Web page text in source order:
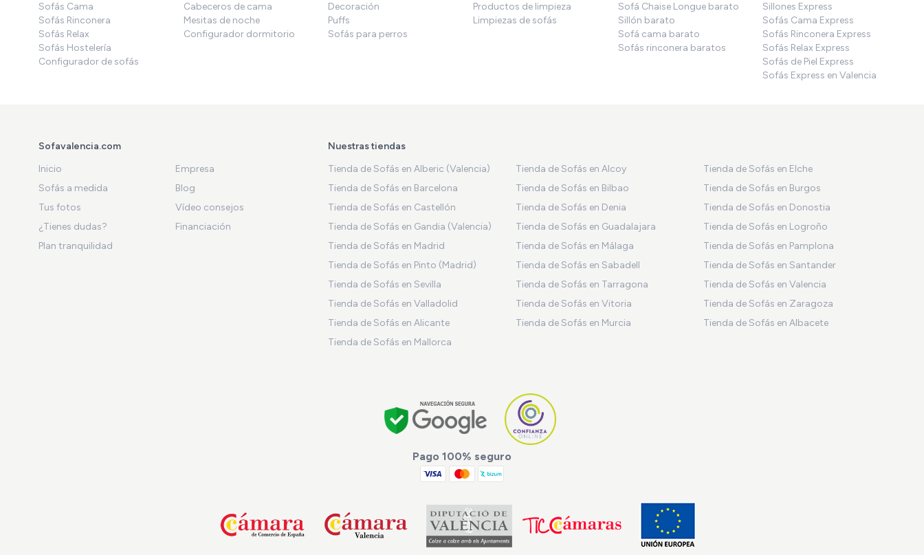
Sofás Cama
Sofás Rinconera
Sofás Relax
Sofás Hostelería
Configurador de sofás
Cabeceros de cama
Mesitas de noche
Configurador dormitorio
Decoración
Puffs
Sofás para perros
Productos de limpieza
Limpiezas de sofás
Sofá Chaise Longue barato
Sillón barato
Sofá cama barato
Sofás rinconera baratos
Sillones Express
Sofás Cama Express
Sofás Rinconera Express
Sofás Relax Express
Sofás de Piel Express
Sofás Express en Valencia
Sofavalencia.com
Inicio
Empresa
Sofás a medida
Blog
Tus fotos
Vídeo consejos
¿Tienes dudas?
Financiación
Plan tranquilidad
Nuestras tiendas
Tienda de Sofás en Alberic (Valencia)
Tienda de Sofás en Alcoy
Tienda de Sofás en Elche
Tienda de Sofás en Barcelona
Tienda de Sofás en Bilbao
Tienda de Sofás en Burgos
Tienda de Sofás en Castellón
Tienda de Sofás en Denia
Tienda de Sofás en Donostia
Tienda de Sofás en Gandia (Valencia)
Tienda de Sofás en Guadalajara
Tienda de Sofás en Logroño
Tienda de Sofás en Madrid
Tienda de Sofás en Málaga
Tienda de Sofás en Pamplona
Tienda de Sofás en Pinto (Madrid)
Tienda de Sofás en Sabadell
Tienda de Sofás en Santander
Tienda de Sofás en Sevilla
Tienda de Sofás en Tarragona
Tienda de Sofás en Valencia
Tienda de Sofás en Valladolid
Tienda de Sofás en Vitoria
Tienda de Sofás en Zaragoza
Tienda de Sofás en Alicante
Tienda de Sofás en Murcia
Tienda de Sofás en Albacete
Tienda de Sofás en Mallorca
Pago 100% seguro